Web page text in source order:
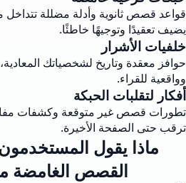
قواعد قصص ثانوية وأدلة مضللة
يضيف تعقيدًا وتوجيهًا خاطئًا.
خلفيات الأشرار
حوافز معقدة وتاريخ لشخصياتك
وواقعية للقراء.
أفكار لتقلبات الحبكة
تطورات قصص غير متوقعة وكشفات
ترقب حتى الصفحة الأخيرة.
ماذا يقول
القصص الغامضة